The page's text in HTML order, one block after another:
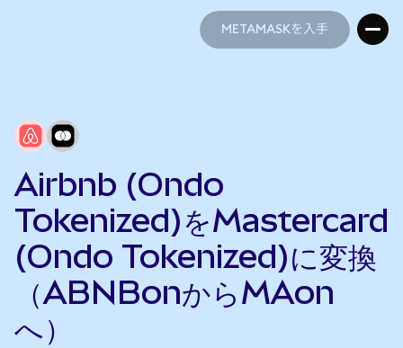
METAMASKを入手
Airbnb (Ondo
Tokenized)をMastercard
(Ondo Tokenized)に変換
（ABNBonからMAon
へ）